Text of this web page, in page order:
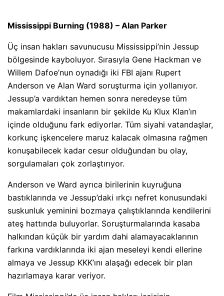
Mississippi Burning (1988) – Alan Parker
Üç insan hakları savunucusu Mississippi’nin Jessup
bölgesinde kayboluyor. Sırasıyla Gene Hackman ve
Willem Dafoe’nun oynadığı iki FBI ajanı Rupert
Anderson ve Alan Ward soruşturma için yollanıyor.
Jessup’a vardıktan hemen sonra neredeyse tüm
makamlardaki insanların bir şekilde Ku Klux Klan’ın
içinde olduğunu fark ediyorlar. Tüm siyahi vatandaşlar,
korkunç işkencelere maruz kalacak olmasına rağmen
konuşabilecek kadar cesur olduğundan bu olay,
sorgulamaları çok zorlaştırıyor.
Anderson ve Ward ayrıca birilerinin kuyruğuna
bastıklarında ve Jessup’daki ırkçı nefret konusundaki
suskunluk yeminini bozmaya çalıştıklarında kendilerini
ateş hattında buluyorlar. Soruşturmalarında kasaba
halkından küçük bir yardım dahi alamayacaklarının
farkına vardıklarında iki ajan meseleyi kendi ellerine
almaya ve Jessup KKK’ını alaşağı edecek bir plan
hazırlamaya karar veriyor.